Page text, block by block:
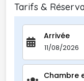
Tarifs &
Arrivée
Chambre